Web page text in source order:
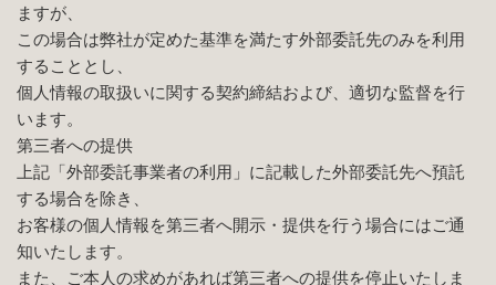
ますが、
この場合は弊社が定めた基準を満たす外部委託先のみを利用
することとし、
個人情報の取扱いに関する契約締結および、適切な監督を行
います。
第三者への提供
上記「外部委託事業者の利用」に記載した外部委託先へ預託
する場合を除き、
お客様の個人情報を第三者へ開示・提供を行う場合にはご通
知いたします。
また、ご本人の求めがあれば第三者への提供を停止いたしま